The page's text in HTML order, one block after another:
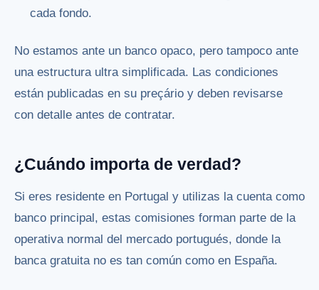
cada fondo.
No estamos ante un banco opaco, pero tampoco ante
una estructura ultra simplificada. Las condiciones
están publicadas en su preçário y deben revisarse
con detalle antes de contratar.
¿Cuándo importa de verdad?
Si eres residente en Portugal y utilizas la cuenta como
banco principal, estas comisiones forman parte de la
operativa normal del mercado portugués, donde la
banca gratuita no es tan común como en España.